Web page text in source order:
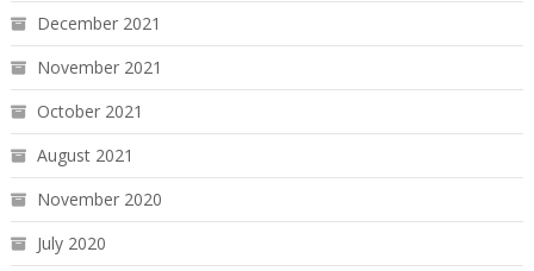
December 2021
November 2021
October 2021
August 2021
November 2020
July 2020